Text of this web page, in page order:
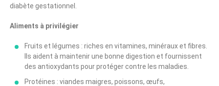
diabète gestationnel.
Aliments à privilégier
Fruits et légumes : riches en vitamines, minéraux et fibres.
Ils aident à maintenir une bonne digestion et fournissent
des antioxydants pour protéger contre les maladies.
Protéines : viandes maigres, poissons, œufs,